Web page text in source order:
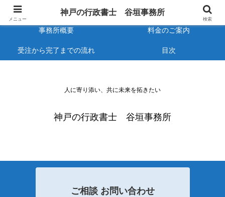
人に寄り添い、共に未来を拓きたい
神戸の行政書士 谷垣事務所
トップページ ごあいさつ
事務所概要 料金のご案内
受注から完了までの流れ 目次
ご相談 お問い合わせ
メニュー
神戸の行政書士 谷垣事務所
検索